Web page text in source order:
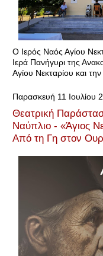
Ο Ιερός Ναός Αγίου
Ιερά Πανήγυρι της
Αγίου Νεκταρίου και
Παρασκευή 11 Ιουλίου
Θεατρική
Ναύπλιο - «Άγιος
Από τη Γη στον